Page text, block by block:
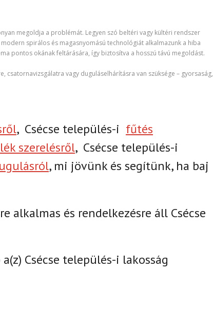
megoldja a problémát. Legyen szó beltéri vagy kültéri rendszer
spirálos és magasnyomású technológiát alkalmazunk a hiba
pontos okának feltárására, így biztosítva a hosszú távú megoldást.
csatornavizsgálatra vagy duguláselhárításra van szüksége – gyorsaság,
, Csécse település-i fűtés
szerelésről, Csécse település-i
, mi jövünk és segítünk, ha baj
alkalmas és rendelkezésre áll Csécse
Csécse település-i lakosság